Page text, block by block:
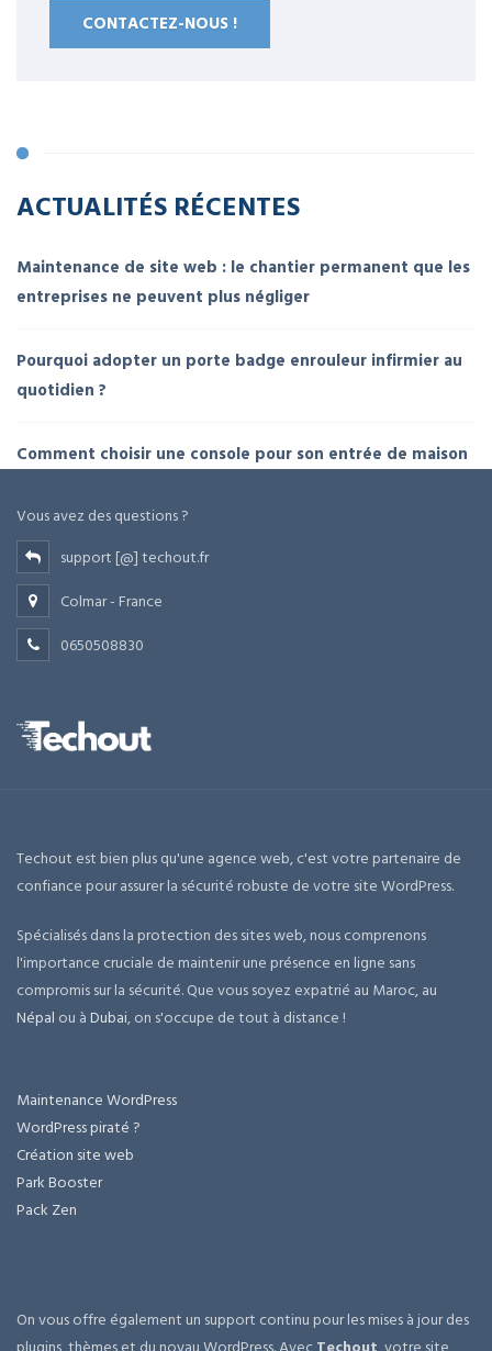
CONTACTEZ-NOUS !
ACTUALITÉS RÉCENTES
Maintenance de site web : le chantier permanent que les
entreprises ne peuvent plus négliger
Pourquoi adopter un porte badge enrouleur infirmier au
quotidien ?
Comment choisir une console pour son entrée de maison
Vous avez des questions ?
support [@] techout.fr
Colmar - France
0650508830
Techout est bien plus qu'une agence web, c'est votre partenaire de
confiance pour assurer la sécurité robuste de votre site WordPress.
Spécialisés dans la protection des sites web, nous comprenons
l'importance cruciale de maintenir une présence en ligne sans
compromis sur la sécurité. Que vous soyez expatrié au Maroc, au
Népal ou àDubai, on s'occupe de tout à distance !
Maintenance WordPress
WordPress piraté ?
Création site web
Park Booster
Pack Zen
On vous offre également un support continu pour les mises à jour des